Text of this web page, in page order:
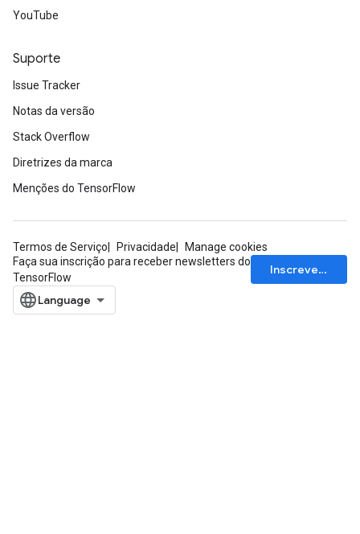
YouTube
Suporte
Issue Tracker
Notas da versão
Stack Overflow
Diretrizes da marca
Menções do TensorFlow
Termos de Serviço Privacidade
Manage cookies
Faça sua inscrição para receber newsletters do
TensorFlow
Inscrever-se